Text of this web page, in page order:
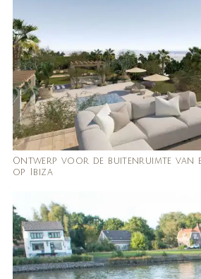
Ontwerp voor de buitenruimte van
op Ibiza